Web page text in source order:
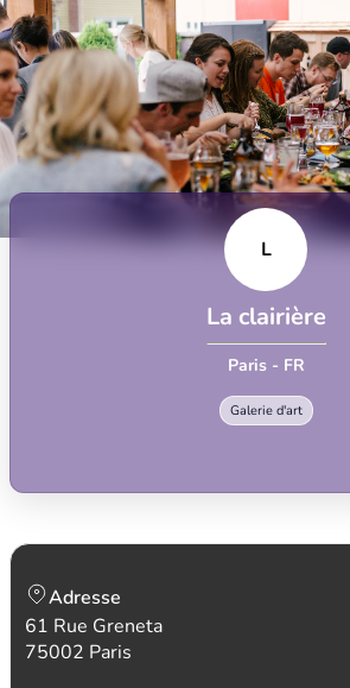
L
La clairière
Paris - FR
Galerie d'art
Adresse
61 Rue Greneta
75002 Paris